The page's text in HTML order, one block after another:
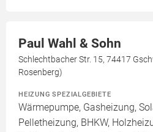
Paul Wahl & Sohn
Schlechtbacher Str. 15, 74417
Rosenberg)
HEIZUNG SPEZIALGEBIETE
Wärmepumpe, Gasheizung,
Pelletheizung, BHKW,